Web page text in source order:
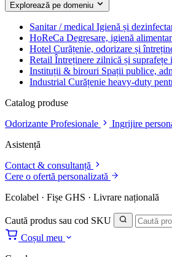
Explorează pe domeniu
Sanitar / medical Igienă și
HoReCa Degresare, igienă
Hotel Curățenie, odorizare și
Retail Întreținere zilnică și suprafețe
Instituții & birouri Spații publice,
Industrial Curățenie heavy-duty
Catalog produse
Odorizante Profesionale
Ingrijire
Asistență
Contact & consultanță
Cere o ofertă personalizată
Ecolabel · Fișe GHS · Livrare națională
Caută produs sau cod SKU
Coșul meu